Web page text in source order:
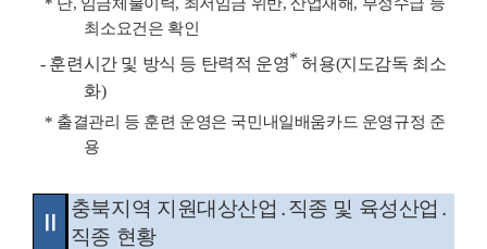
* 단, 임금체불이력, 최저임금 위반,산업재해, 부정수급 등
최소요건은 확인
- 훈련시간 및 방식 등 탄력적 운영* 허용(지도감독 최소
화)
* 출결관리 등 훈련 운영은 국민내일배움카드 운영규정 준
용
Ⅱ
충북지역 지원대상산업 ․직종 및 육성산업 ․
직종 현황